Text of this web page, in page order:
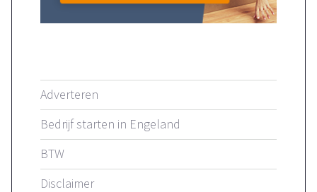
Adverteren
Bedrijf starten in Engeland
BTW
Disclaimer